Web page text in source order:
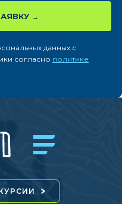
данных с
согласно политике